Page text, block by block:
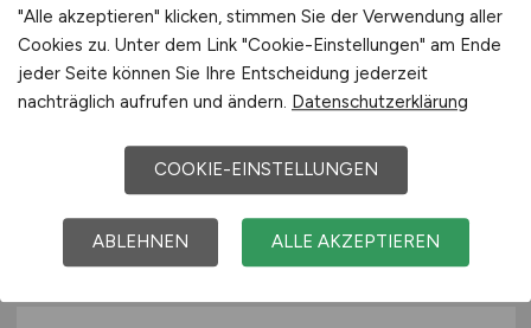
Produktionshelfer / Metallhelfer /
Metallbauer(m/w/d)
Euroroll GmbH
26.07.2026
Werne
"Alle akzeptieren" klicken, stimmen Sie der Verwendung aller
Cookies zu. Unter dem Link "Cookie-Einstellungen" am Ende
jeder Seite können Sie Ihre Entscheidung jederzeit
nachträglich aufrufen und ändern. Datenschutzerklärung
COOKIE-EINSTELLUNGEN
ABLEHNEN ALLE AKZEPTIEREN